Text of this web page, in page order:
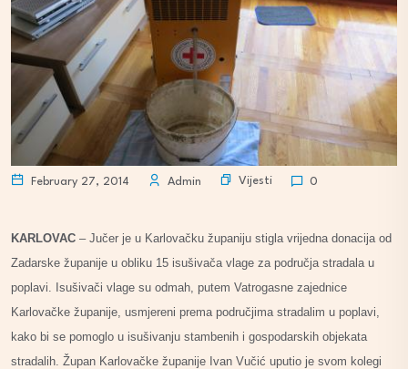
February 27, 2014 Admin Vijesti 0
KARLOVAC – Jučer je u Karlovačku županiju stigla vrijedna donacija od
Zadarske županije u obliku 15 isušivača vlage za područja stradala u
poplavi. Isušivači vlage su odmah, putem Vatrogasne zajednice
Karlovačke županije, usmjereni prema područjima stradalim u poplavi,
kako bi se pomoglo u isušivanju stambenih i gospodarskih objekata
stradalih. Župan Karlovačke županije Ivan Vučić uputio je svom kolegi